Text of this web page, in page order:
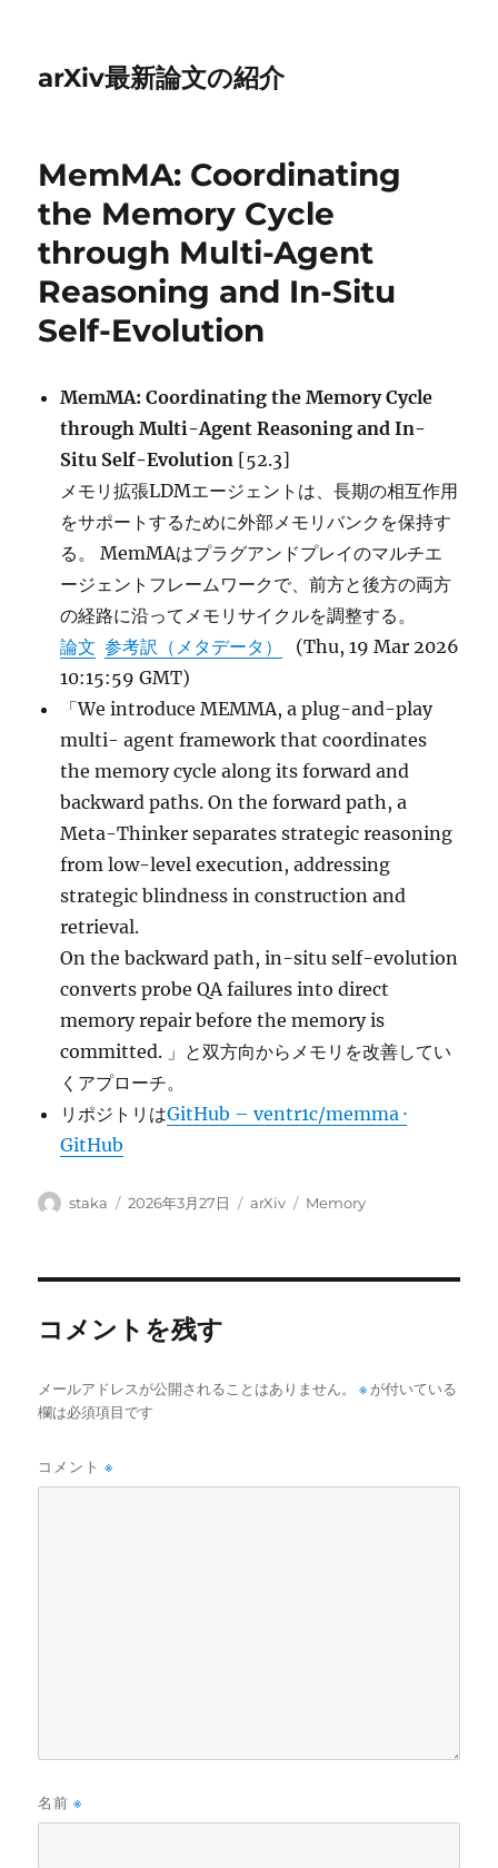
arXiv最新論文の紹介
MemMA: Coordinating
the Memory Cycle
through Multi-Agent
Reasoning and In-Situ
Self-Evolution
MemMA: Coordinating the Memory Cycle
through Multi-Agent Reasoning and In-
Situ Self-Evolution [52.3]
メモリ拡張LDMエージェントは、長期の相互作用
をサポートするために外部メモリバンクを保持す
る。 MemMAはプラグアンドプレイのマルチエ
ージェントフレームワークで、前方と後方の両方
の経路に沿ってメモリサイクルを調整する。
論文 参考訳（メタデータ）
(Thu, 19 Mar 2026
10:15:59 GMT)
「We introduce MEMMA, a plug-and-play
multi- agent framework that coordinates
the memory cycle along its forward and
backward paths. On the forward path, a
Meta-Thinker separates strategic reasoning
from low-level execution, addressing
strategic blindness in construction and
retrieval.
On the backward path, in-situ self-evolution
converts probe QA failures into direct
memory repair before the memory is
committed. 」と双方向からメモリを改善してい
くアプローチ。
リポジトリはGitHub – ventr1c/memma ·
GitHub
投
staka
投
2026年3月27日
カ
arXiv
タ
Memory
コメントを残す
メールアドレスが公開されることはありません。 ※ が付いている
欄は必須項目です
コメント※
名前※